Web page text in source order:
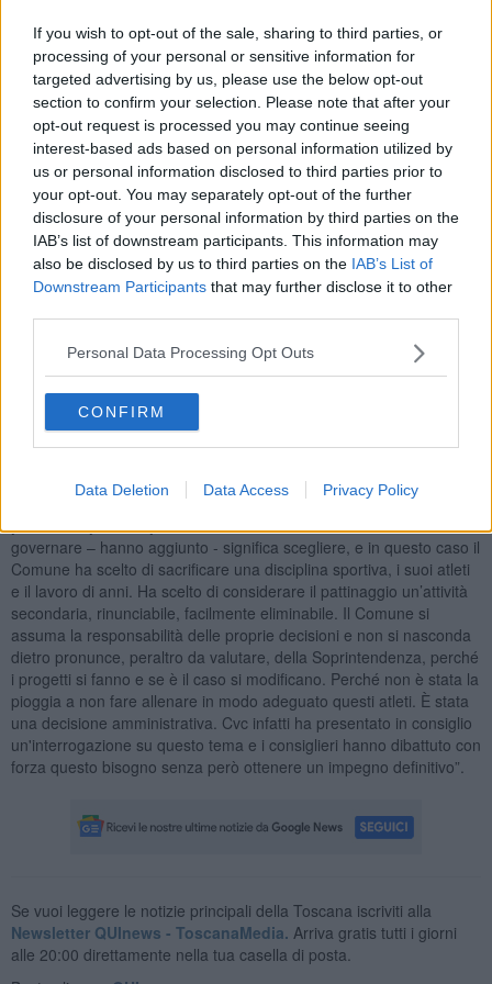
If you wish to opt-out of the sale, sharing to third parties, or
processing of your personal or sensitive information for
targeted advertising by us, please use the below opt-out
section to confirm your selection. Please note that after your
opt-out request is processed you may continue seeing
interest-based ads based on personal information utilized by
us or personal information disclosed to third parties prior to
your opt-out. You may separately opt-out of the further
disclosure of your personal information by third parties on the
IAB’s list of downstream participants. This information may
also be disclosed by us to third parties on the IAB’s List of
Downstream Participants that may further disclose it to other
Personal Data Processing Opt Outs
CONFIRM
Data Deletion Data Access Privacy Policy
alto livello. “Il Comune – hanno sottolineato dal gruppo
d'opposizione - ha deciso che il pattinaggio non merita
attenzione. Ha deciso di non cercare soluzioni per coprire una
pista utilizzata da una società che compete nell'ambito nazionale.
Ha deciso di non avviare alcun confronto, nonostante ci fosse chi si
faceva carico di una parte considerevole dei costi. Ha deciso, in
sostanza, di non decidere. E poi ha decretato di togliere, senza
preavviso e senza dialogo, le poche ore settimanali concesse
nell’unica palestra realmente idonea agli allenamenti, la
palestra di San Felice,per destinarle a un progetto scolastico. Un
progetto legittimo, certo, ma imposto cancellando un’attività
sportiva già esistente, strutturata e continuativa. Il Comune non ha
né informato né ha convocato né ha proposto alternative. Ha
semplicemente tolto. Il risultato è sotto gli occhi di tutti: atleti senza
nazionali imminenti. Non per incapacità organizzativa della società
sportiva, ma per una decisione amministrativa che ha ignorato
completamente le esigenze di questi atleti”.
Secondo Coalizione Volterra Civica il nodo riguarda la decisa
governare – hanno aggiunto - significa scegliere, e in questo caso il
Comune ha scelto di sacrificare una disciplina sportiva, i suoi atleti
e il lavoro di anni. Ha scelto di considerare il pattinaggio un’attività
secondaria, rinunciabile, facilmente eliminabile. Il Comune si
assuma la responsabilità delle proprie decisioni e non si nasconda
dietro pronunce, peraltro da valutare, della Soprintendenza, perché
i progetti si fanno e se è il caso si modificano. Perché non è stata la
pioggia a non fare allenare in modo adeguato questi atleti. È stata
una decisione amministrativa. Cvc infatti ha presentato in consiglio
un'interrogazione su questo tema e i consiglieri hanno dibattuto con
forza questo bisogno senza però ottenere un impegno definitivo”.
Se vuoi leggere le notizie principali della Toscana iscriviti alla
Newsletter QUInews - ToscanaMedia. Arriva gratis tutti i giorni
alle 20:00 direttamente nella tua casella di posta.